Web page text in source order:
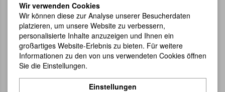
Wir verwenden Cookies
Wir können diese zur Analyse unserer Besucherdaten
platzieren, um unsere Website zu verbessern,
personalisierte Inhalte anzuzeigen und Ihnen ein
großartiges Website-Erlebnis zu bieten. Für weitere
Informationen zu den von uns verwendeten Cookies öffnen
Sie die Einstellungen.
Einstellungen